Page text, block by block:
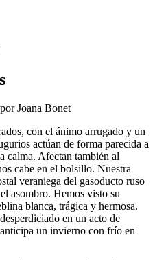
Joana Bonet
con el ánimo arrugado y un
actúan de forma parecida a
calma. Afectan también al
cabe en el bolsillo. Nuestra
veraniega del gasoducto ruso
asombro. Hemos visto su
blanca, trágica y hermosa.
en un acto de
un invierno con frío en